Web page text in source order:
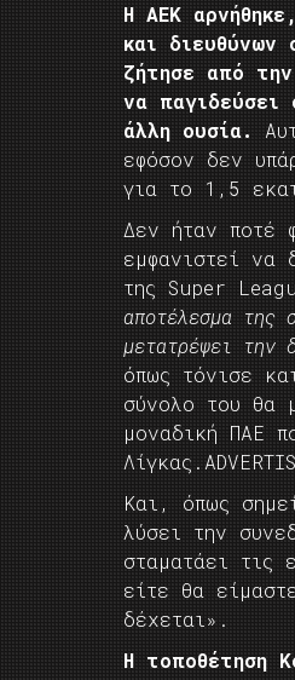
H ΑΕΚ
και διευθύνων
ζήτησε από
να παγιδεύσει
άλλη ουσία.
εφόσον δεν
για το 1,5
Δεν ήταν ποτέ
εμφανιστεί να
της Super
αποτέλεσμα της
μετατρέψει την
όπως τόνισε
σύνολο του θα
μοναδική ΠΑΕ
Λίγκας.
Και, όπως
λύσει την
σταματάει τις
είτε θα
δέχεται».
Η τοποθέτηση